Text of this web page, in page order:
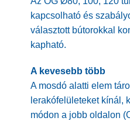
kapcsolható és
választott bútorokkal
kapható.
A kevesebb több
A mosdó alatti elem
lerakófelületeket kínál,
módon a jobb oldalon